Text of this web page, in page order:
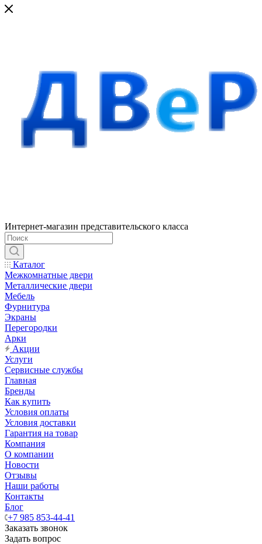
Интернет-магазин представительского класса
Каталог
Межкомнатные двери
Металлические двери
Мебель
Фурнитура
Экраны
Перегородки
Арки
Акции
Услуги
Сервисные службы
Главная
Бренды
Как купить
Условия оплаты
Условия доставки
Гарантия на товар
Компания
О компании
Новости
Отзывы
Наши работы
Контакты
Блог
+7 985 853-44-41
Заказать звонок
Задать вопрос